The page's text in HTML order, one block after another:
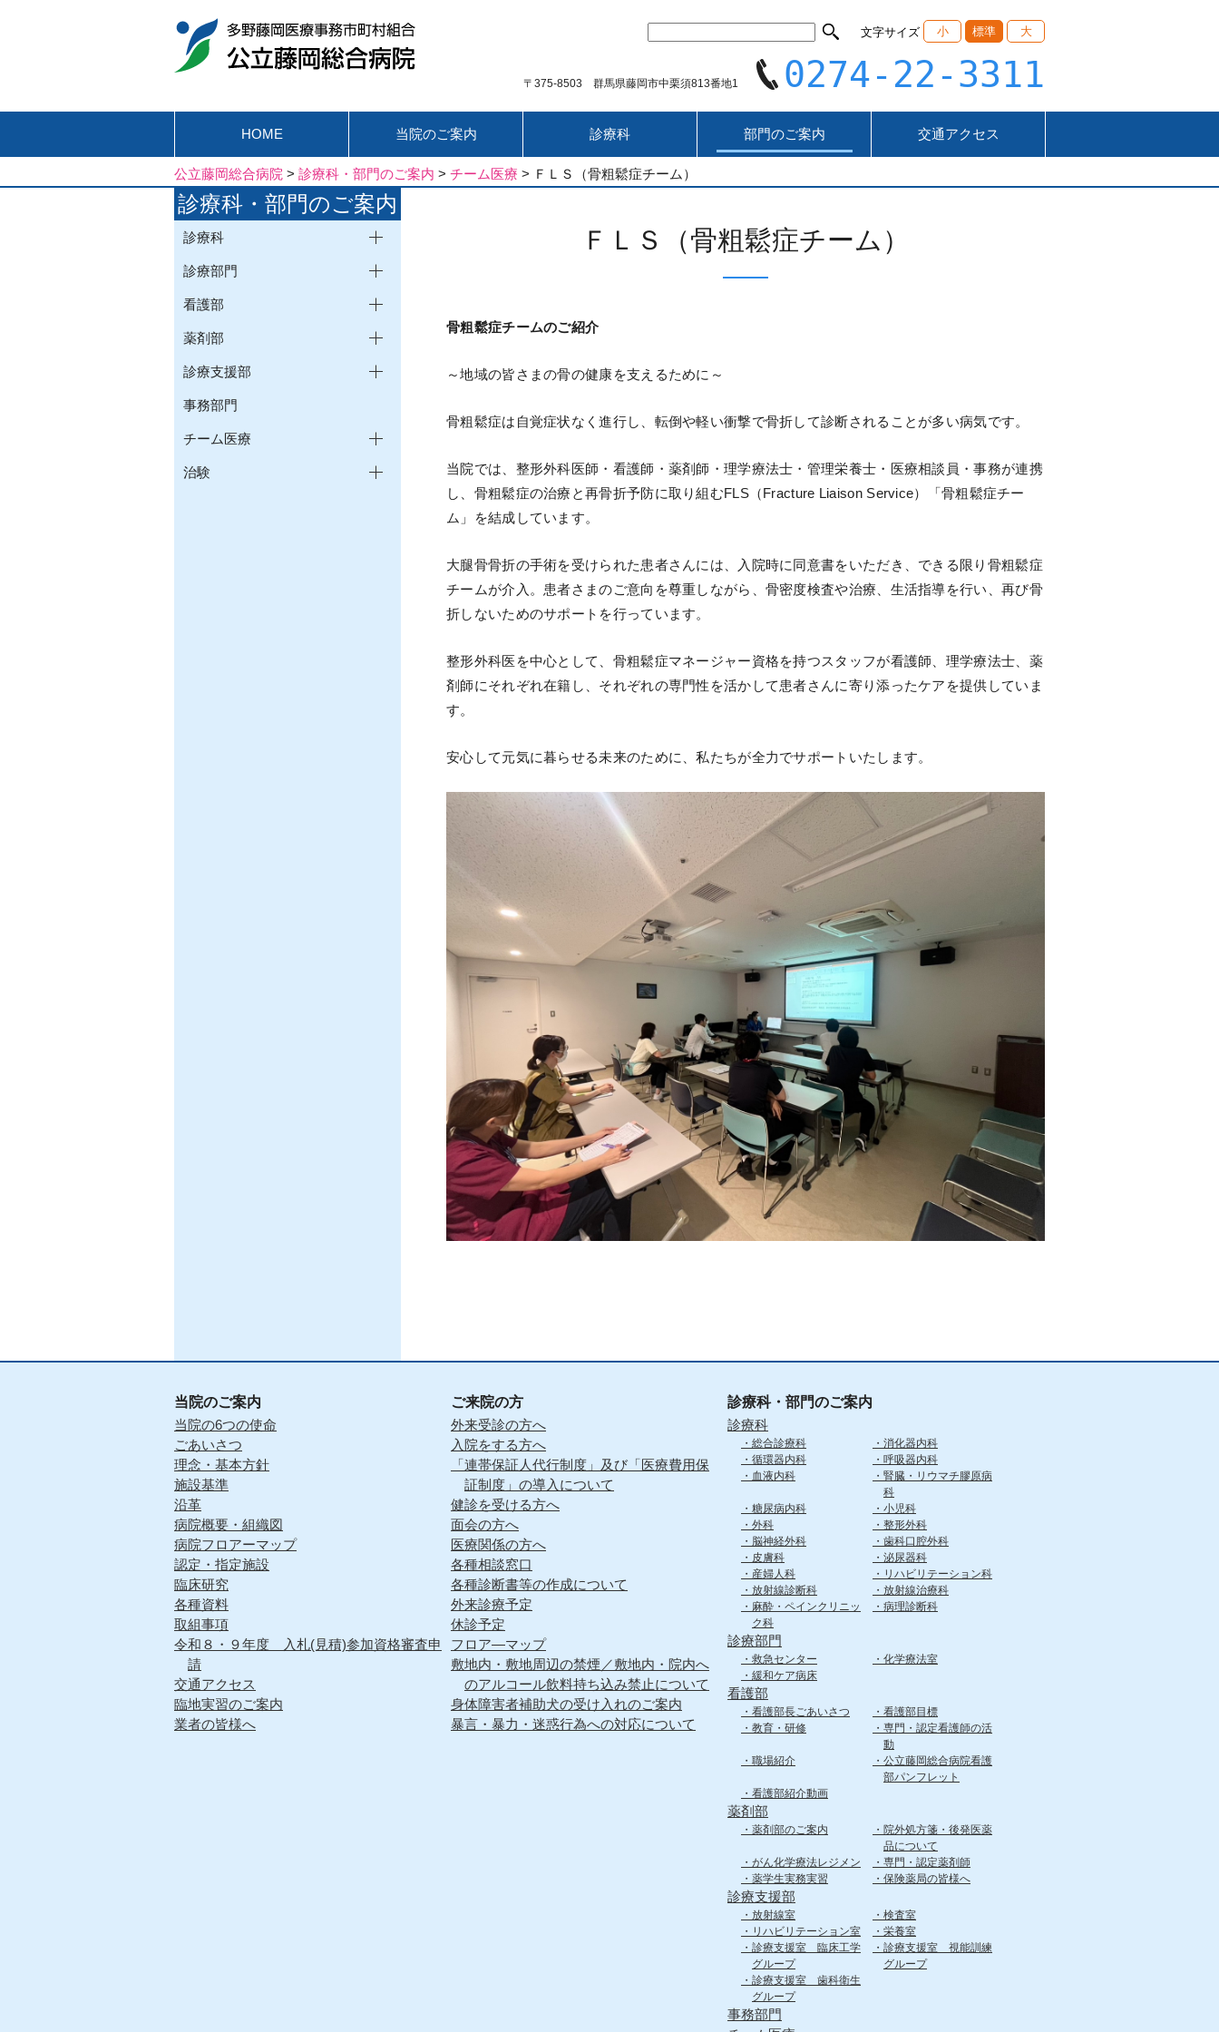
文字サイズ 小 標準 大
〒375-8503 群馬県藤岡市中栗須813番地1 0274-22-3311
HOME 当院のご案内 診療科 部門のご案内 交通アクセス
公立藤岡総合病院 > 診療科・部門のご案内 > チーム医療 > ＦＬＳ（骨粗鬆症チーム）
診療科・部門のご案内
診療科
診療部門
看護部
薬剤部
診療支援部
事務部門
チーム医療
治験
ＦＬＳ（骨粗鬆症チーム）
骨粗鬆症チームのご紹介
～地域の皆さまの骨の健康を支えるために～
骨粗鬆症は自覚症状なく進行し、転倒や軽い衝撃で骨折して診断されることが多い病気です。
当院では、整形外科医師・看護師・薬剤師・理学療法士・管理栄養士・医療相談員・事務が連携
し、骨粗鬆症の治療と再骨折予防に取り組むFLS（Fracture Liaison Service）「骨粗鬆症チー
ム」を結成しています。
大腿骨骨折の手術を受けられた患者さんには、入院時に同意書をいただき、できる限り骨粗鬆症
チームが介入。患者さまのご意向を尊重しながら、骨密度検査や治療、生活指導を行い、再び骨
折しないためのサポートを行っています。
整形外科医を中心として、骨粗鬆症マネージャー資格を持つスタッフが看護師、理学療法士、薬
剤師にそれぞれ在籍し、それぞれの専門性を活かして患者さんに寄り添ったケアを提供していま
す。
安心して元気に暮らせる未来のために、私たちが全力でサポートいたします。
当院のご案内
当院の6つの使命
ごあいさつ
理念・基本方針
施設基準
沿革
病院概要・組織図
病院フロアーマップ
認定・指定施設
臨床研究
各種資料
取組事項
令和８・９年度 入札(見積)参加資格審査申
請
交通アクセス
臨地実習のご案内
業者の皆様へ
ご来院の方
外来受診の方へ
入院をする方へ
「連帯保証人代行制度」及び「医療費用保
証制度」の導入について
健診を受ける方へ
面会の方へ
医療関係の方へ
各種相談窓口
各種診断書等の作成について
外来診療予定
休診予定
フロア―マップ
敷地内・敷地周辺の禁煙／敷地内・院内へ
のアルコール飲料持ち込み禁止について
身体障害者補助犬の受け入れのご案内
暴言・暴力・迷惑行為への対応について
診療科・部門のご案内
診療科
総合診療科
消化器内科
循環器内科
呼吸器内科
血液内科
腎臓・リウマチ膠原病
科
糖尿病内科
小児科
外科
整形外科
脳神経外科
歯科口腔外科
皮膚科
泌尿器科
産婦人科
リハビリテーション科
放射線診断科
放射線治療科
麻酔・ペインクリニッ
ク科
病理診断科
診療部門
救急センター
化学療法室
緩和ケア病床
看護部
看護部長ごあいさつ
看護部目標
教育・研修
専門・認定看護師の活
動
職場紹介
公立藤岡総合病院看護
部パンフレット
看護部紹介動画
薬剤部
薬剤部のご案内
院外処方箋・後発医薬
品について
がん化学療法レジメン
専門・認定薬剤師
薬学生実務実習
保険薬局の皆様へ
診療支援部
放射線室
検査室
リハビリテーション室
栄養室
診療支援室 臨床工学
グループ
診療支援室 視能訓練
グループ
診療支援室 歯科衛生
グループ
事務部門